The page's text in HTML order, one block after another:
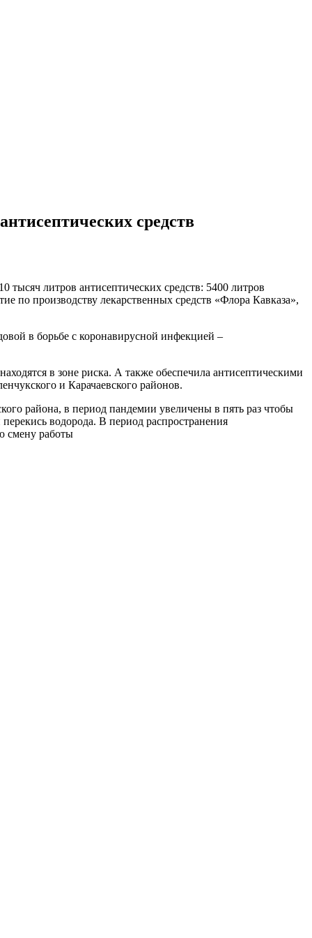
средств
литров антисептических средств: 5400 литров
по производству лекарственных средств «Флора Кавказа»,
в борьбе с коронавирусной инфекцией –
в зоне риска. А также обеспечила антисептическими
и Карачаевского районов.
района, в период пандемии увеличены в пять раз чтобы
водорода. В период распространения
смену работы